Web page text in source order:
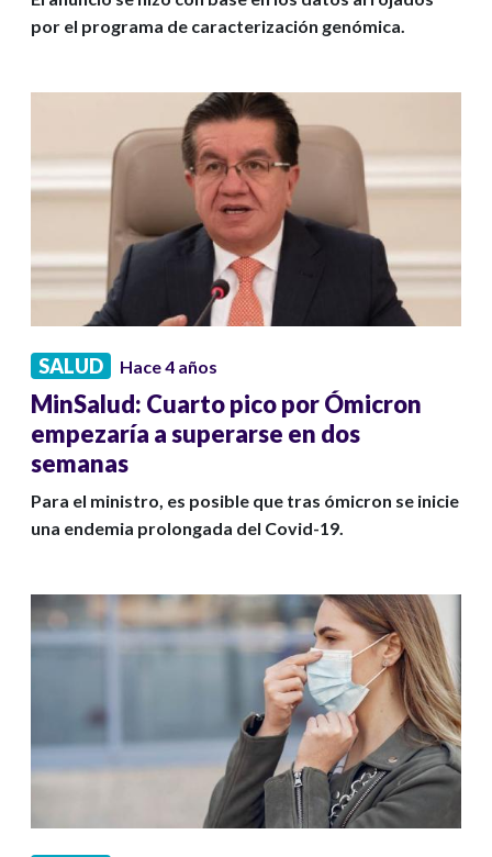
por el programa de caracterización genómica.
SALUD Hace 4 años
MinSalud: Cuarto pico por Ómicron
empezaría a superarse en dos
semanas
Para el ministro, es posible que tras ómicron se inicie
una endemia prolongada del Covid-19.